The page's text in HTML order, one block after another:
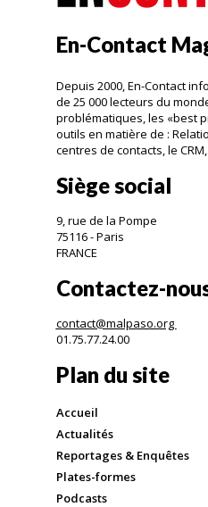
En-Contact
Depuis 2000, En-Contact
de 25 000 lecteurs du
problématiques, les «best
outils en matière de :
centres de contacts, le
Siège social
9, rue de la Pompe
75116 - Paris
FRANCE
Contactez-
contact@malpaso.org
01.75.77.24.00
Plan du site
Accueil
Actualités
Reportages & Enquêtes
Plates-formes
Podcasts